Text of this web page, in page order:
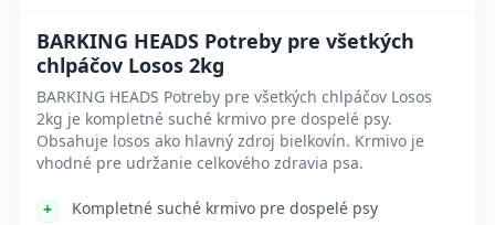
BARKING HEADS Potreby pre všetkých
chlpáčov Losos 2kg
BARKING HEADS Potreby pre všetkých chlpáčov Losos
2kg je kompletné suché krmivo pre dospelé psy.
Obsahuje losos ako hlavný zdroj bielkovín. Krmivo je
vhodné pre udržanie celkového zdravia psa.
Kompletné suché krmivo pre dospelé psy